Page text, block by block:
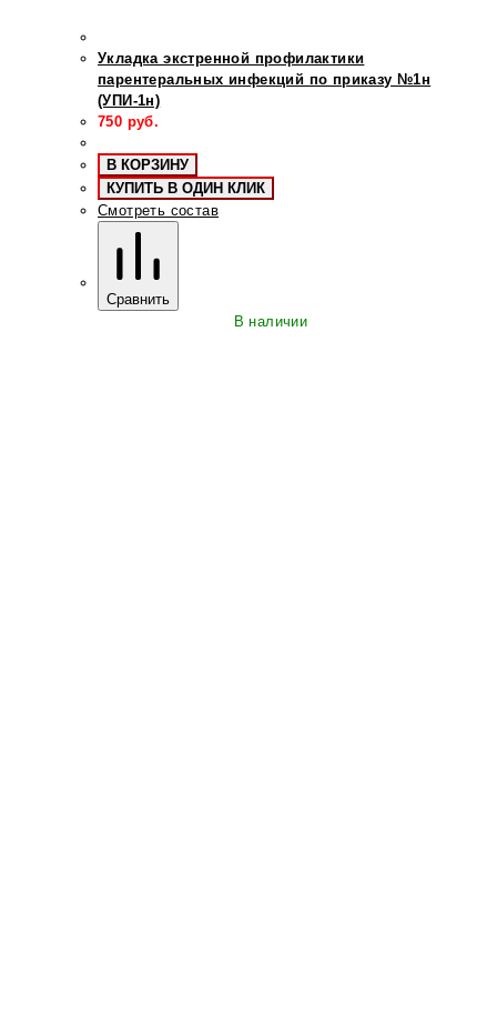
Укладка экстренной профилактики
парентеральных инфекций по приказу №1н
(УПИ-1н)
750 руб.
В КОРЗИНУ
КУПИТЬ В ОДИН КЛИК
Смотреть состав
Сравнить
В наличии